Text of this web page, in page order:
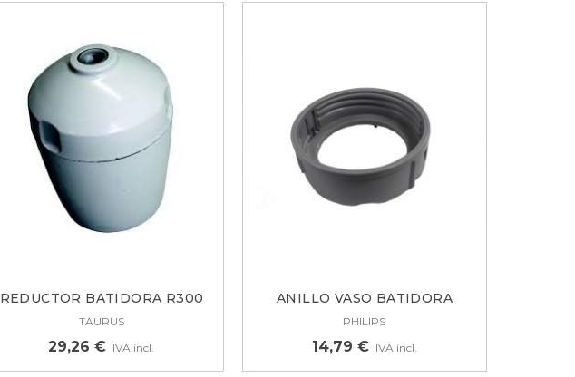
REDUCTOR BATIDORA R300
TAURUS
TAURUS
29,26 € IVA incl.
ANILLO VASO BATIDORA
PHILIPS...
PHILIPS
14,79 € IVA incl.